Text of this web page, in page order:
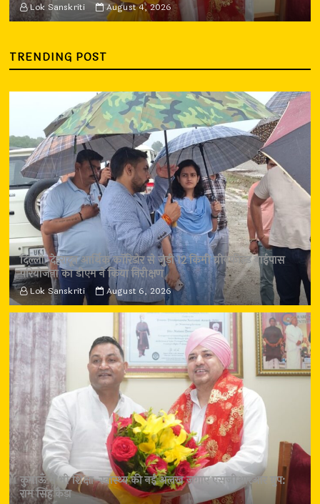
Lok Sanskriti August 4, 2026
TRENDING POST
दिल्ली-देहरादून आर्थिक कॉरिडोर से जुड़ी 12 किमी ग्रीनफील्ड बाईपास
परियोजना का डीएम ने किया निरीक्षण
Lok Sanskriti August 6, 2026
कुमाऊँ में भी शिक्षा-स्वास्थ्य की नई अलख जगाए एसजीआरआर ग्रुप:
राम सिंह कैड़ा